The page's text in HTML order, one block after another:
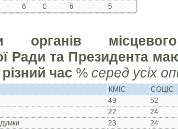
6 0 6 5
органів
Ради та Президента
різний час%серед усіх
КМІС
СОЦІС
49
52
22
24
23
24